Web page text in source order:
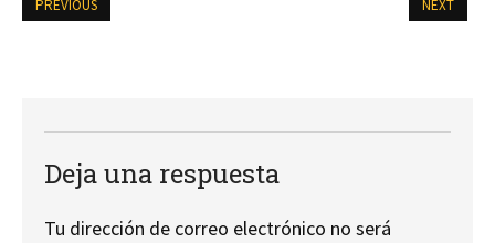
PREVIOUS NEXT
Deja una respuesta
Tu dirección de correo electrónico no será